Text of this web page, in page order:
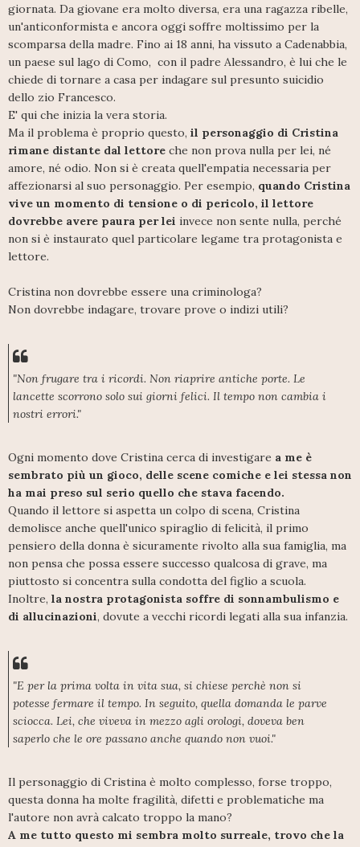
giornata. Da giovane era molto diversa, era una ragazza ribelle,
un'anticonformista e ancora oggi soffre moltissimo per la
scomparsa della madre. Fino ai 18 anni, ha vissuto a Cadenabbia,
un paese sul lago di Como, con il padre Alessandro, è lui che le
chiede di tornare a casa per indagare sul presunto suicidio
dello zio Francesco.
E' qui che inizia la vera storia.
Ma il problema è proprio questo, il personaggio di Cristina
rimane distante dal lettore che non prova nulla per lei, né
amore, né odio. Non si è creata quell'empatia necessaria per
affezionarsi al suo personaggio. Per esempio, quando Cristina
vive un momento di tensione o di pericolo, il lettore
dovrebbe avere paura per lei invece non sente nulla, perché
non si è instaurato quel particolare legame tra protagonista e
lettore.
Cristina non dovrebbe essere una criminologa?
Non dovrebbe indagare, trovare prove o indizi utili?
"Non frugare tra i ricordi. Non riaprire antiche porte. Le
lancette scorrono solo sui giorni felici. Il tempo non cambia i
nostri errori."
Ogni momento dove Cristina cerca di investigare a me è
sembrato più un gioco, delle scene comiche e lei stessa non
ha mai preso sul serio quello che stava facendo.
Quando il lettore si aspetta un colpo di scena, Cristina
demolisce anche quell'unico spiraglio di felicità, il primo
pensiero della donna è sicuramente rivolto alla sua famiglia, ma
non pensa che possa essere successo qualcosa di grave, ma
piuttosto si concentra sulla condotta del figlio a scuola.
Inoltre, la nostra protagonista soffre di sonnambulismo e
di allucinazioni, dovute a vecchi ricordi legati alla sua infanzia.
"E per la prima volta in vita sua, si chiese perchè non si
potesse fermare il tempo. In seguito, quella domanda le parve
sciocca. Lei, che viveva in mezzo agli orologi, doveva ben
saperlo che le ore passano anche quando non vuoi."
Il personaggio di Cristina è molto complesso, forse troppo,
questa donna ha molte fragilità, difetti e problematiche ma
l'autore non avrà calcato troppo la mano?
A me tutto questo mi sembra molto surreale, trovo che la